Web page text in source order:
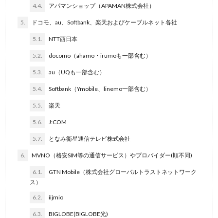
4.4. アパマンショップ（APAMAN株式会社）
5. ドコモ、au、Softbank、楽天およびケーブルネット各社
5.1. NTT西日本
5.2. docomo（ahamo・irumoも一部含む）
5.3. au（UQも一部含む）
5.4. Softbank（Ymobile、linemo一部含む）
5.5. 楽天
5.6. J:COM
5.7. となみ衛星通信テレビ株式会社
6. MVNO（格安SIM等の通信サービス）やプロバイダー(順不同)
6.1.
GTN Mobile（株式会社グローバルトラストネットワーク
ス）
6.2. iijmio
6.3. BIGLOBE(BIGLOBE光)